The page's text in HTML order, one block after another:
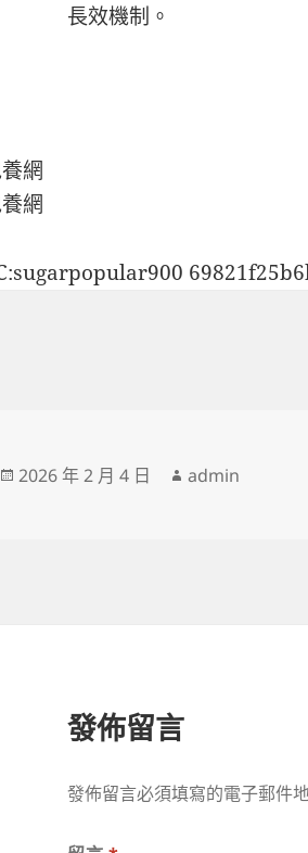
長效機制。
網
網
發
2026 年 2 月 4 日
作
admin
發佈留言
發佈留言必須填寫的電子郵件